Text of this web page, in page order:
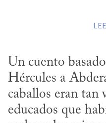
Un cuento
Hércules a
caballos eran tan
educados que